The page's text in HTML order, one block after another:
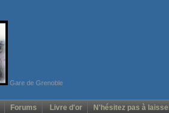
Gare de Grenoble
Forums Livre d'or N'hésitez pas à